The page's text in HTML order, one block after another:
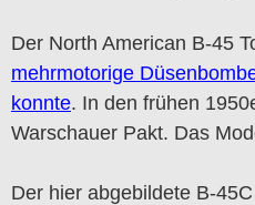
Der North American B-45
mehrmotorige
konnte. In den frühen
Warschauer Pakt. Das
Der hier abgebildete B-